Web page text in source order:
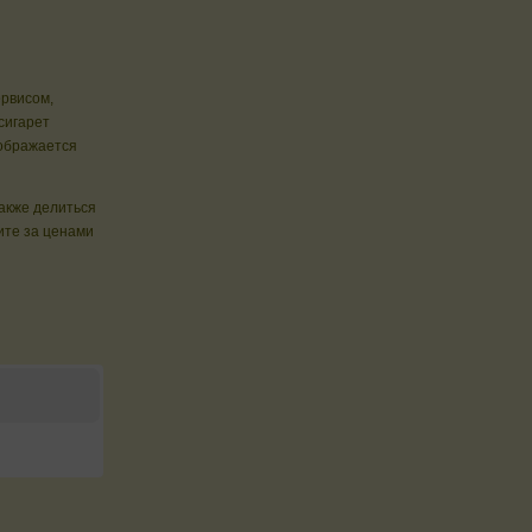
делиться
за ценами